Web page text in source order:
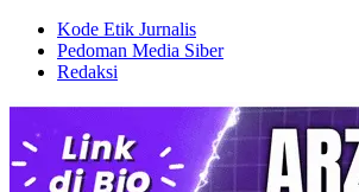
Kode Etik Jurnalis
Pedoman Media Siber
Redaksi